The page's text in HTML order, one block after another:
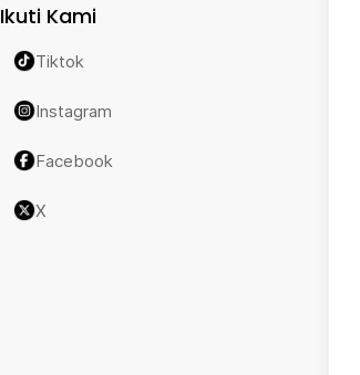
Ikuti Kami
Tiktok
Instagram
Facebook
X